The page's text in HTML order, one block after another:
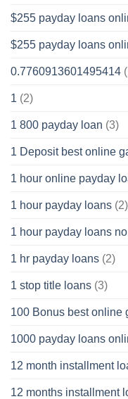
$255 payday loans
$255 payday loans
0.7760913601495414
1 (2)
1 800 payday loan (3)
1 Deposit best online
1 hour online payday
1 hour payday loans (2)
1 hour payday loans
1 hr payday loans (2)
1 stop title loans (3)
100 Bonus best online
1000 payday loans
12 month installment
12 months installment